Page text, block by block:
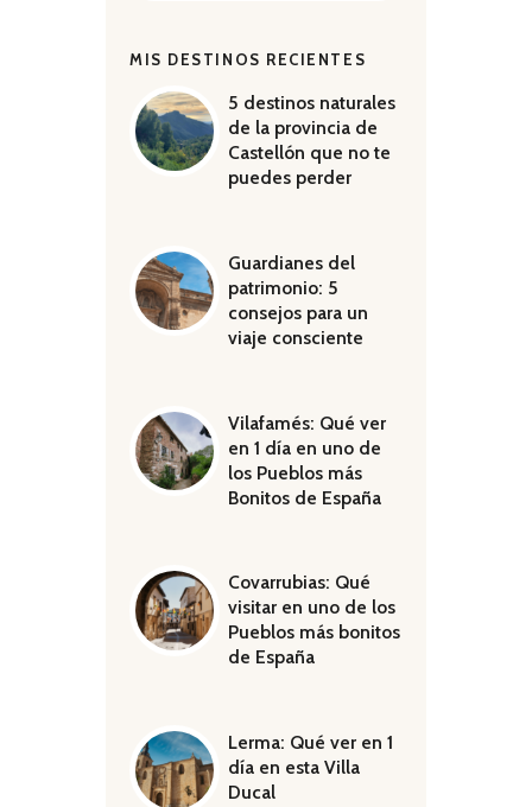
MIS DESTINOS RECIENTES
5 destinos naturales
de la provincia de
Castellón que no te
puedes perder
Guardianes del
patrimonio: 5
consejos para un
viaje consciente
Vilafamés: Qué ver
en 1 día en uno de
los Pueblos más
Bonitos de España
Covarrubias: Qué
visitar en uno de los
Pueblos más bonitos
de España
Lerma: Qué ver en 1
día en esta Villa
Ducal